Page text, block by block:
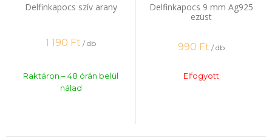
Delfinkapocs szív arany
1 190 Ft / db
Raktáron – 48 órán belül
nálad
Delfinkapocs 9 mm Ag925
ezüst
990 Ft / db
Elfogyott